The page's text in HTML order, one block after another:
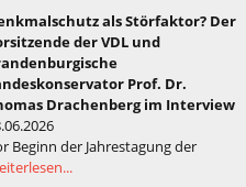
als Störfaktor? Der
der VDL und
Prof. Dr.
Drachenberg im Interview
Beginn der Jahrestagung der